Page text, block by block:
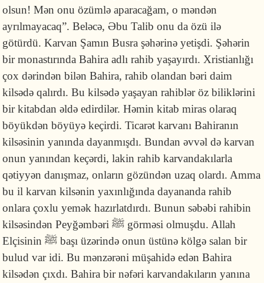
olsun! Mən onu özümlə aparacağam, o məndən
ayrılmayacaq”. Beləcə, Əbu Talib onu da özü ilə
götürdü. Karvan Şamın Busra şəhərinə yetişdi. Şəhərin
bir monastırında Bahira adlı rahib yaşayırdı. Xristianlığı
çox dərindən bilən Bahira, rahib olandan bəri daim
kilsədə qalırdı. Bu kilsədə yaşayan rahiblər öz biliklərini
bir kitabdan əldə edirdilər. Həmin kitab miras olaraq
böyükdən böyüyə keçirdi. Ticarət karvanı Bahiranın
kilsəsinin yanında dayanmışdı. Bundan əvvəl də karvan
onun yanından keçərdi, lakin rahib karvandakılarla
qətiyyən danışmaz, onların gözündən uzaq olardı. Amma
bu il karvan kilsənin yaxınlığında dayananda rahib
onlara çoxlu yemək hazırlatdırdı. Bunun səbəbi rahibin
kilsəsindən Peyğəmbəri ﷺ görməsi olmuşdu. Allah
Elçisinin ﷺ başı üzərində onun üstünə kölgə salan bir
bulud var idi. Bu mənzərəni müşahidə edən Bahira
kilsədən çıxdı. Bahira bir nəfəri karvandakıların yanına